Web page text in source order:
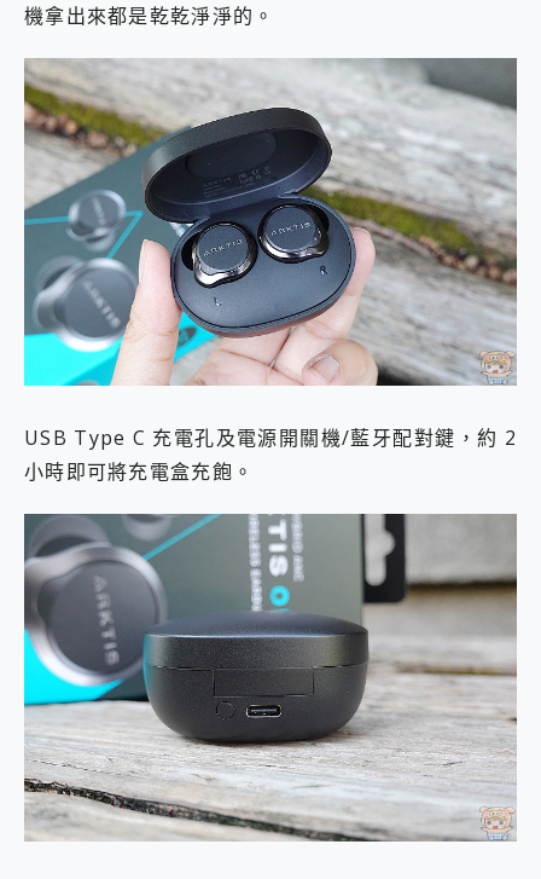
機拿出來都是乾乾淨淨的。
USB Type C 充電孔及電源開關機/藍牙配對鍵，約 2
小時即可將充電盒充飽。